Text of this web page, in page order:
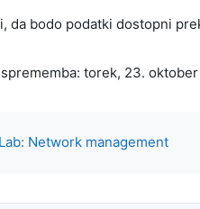
da bodo podatki dostopni
torek, 23. oktober
Network management